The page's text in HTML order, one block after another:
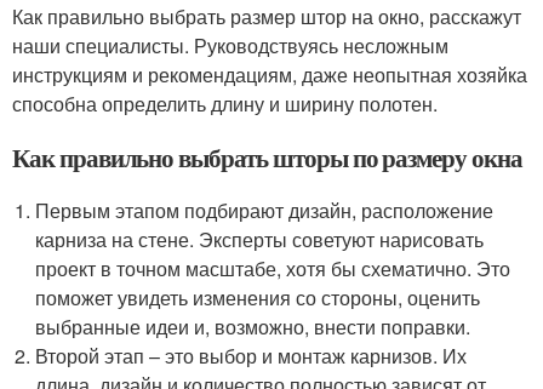
Как правильно выбрать размер штор на окно, расскажут
наши специалисты. Руководствуясь несложным
инструкциям и рекомендациям, даже неопытная хозяйка
способна определить длину и ширину полотен.
Как правильно выбрать шторы по размеру окна
Первым этапом подбирают дизайн, расположение
карниза на стене. Эксперты советуют нарисовать
проект в точном масштабе, хотя бы схематично. Это
поможет увидеть изменения со стороны, оценить
выбранные идеи и, возможно, внести поправки.
Второй этап – это выбор и монтаж карнизов. Их